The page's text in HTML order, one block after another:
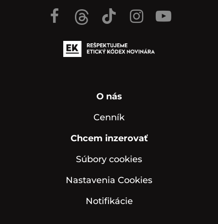
O nás
Cenník
Chcem inzerovať
Súbory cookies
Nastavenia Cookies
Notifikácie